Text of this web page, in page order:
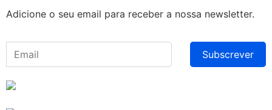
Adicione o seu email para receber a nossa newsletter.
Subscrever